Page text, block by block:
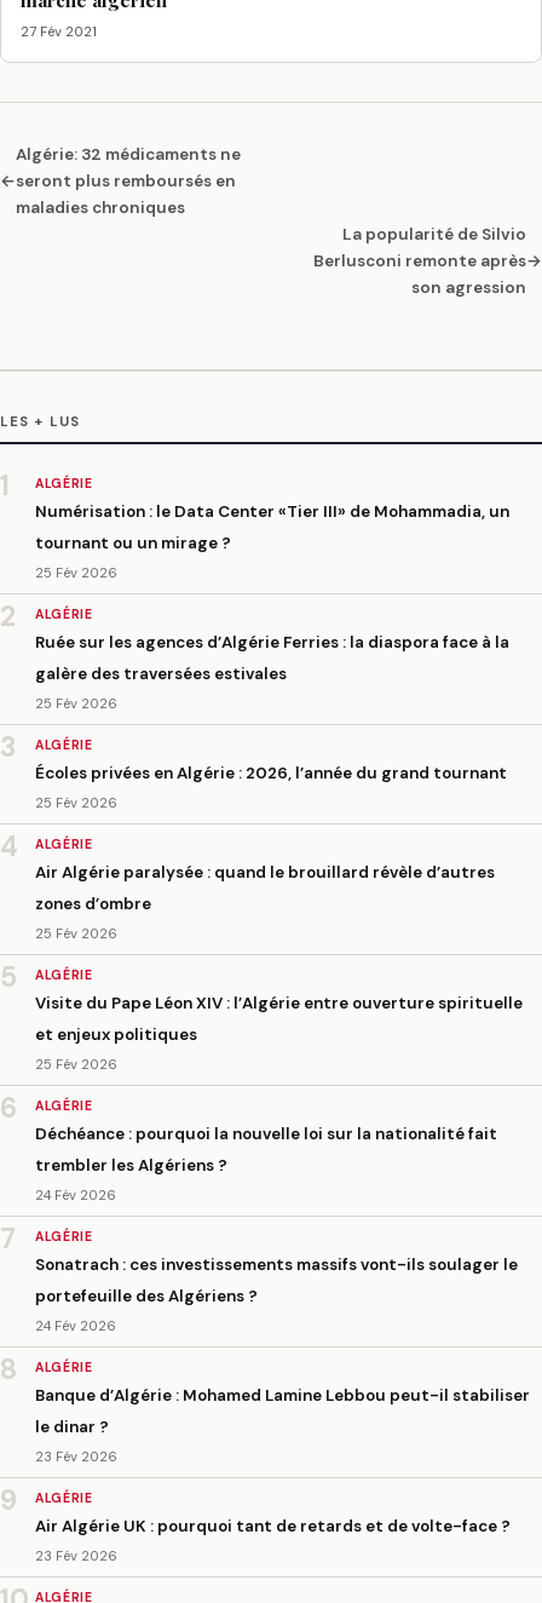
27 Fév 2021
←
Algérie: 32 médicaments ne
seront plus remboursés en
maladies chroniques
La popularité de Silvio
Berlusconi remonte après
son agression
→
LES + LUS
1 ALGÉRIE
Numérisation : le Data Center «Tier III» de Mohammadia, un
tournant ou un mirage ?
25 Fév 2026
2 ALGÉRIE
Ruée sur les agences d’Algérie Ferries : la diaspora face à la
galère des traversées estivales
25 Fév 2026
3 ALGÉRIE
Écoles privées en Algérie : 2026, l’année du grand tournant
25 Fév 2026
4 ALGÉRIE
Air Algérie paralysée : quand le brouillard révèle d’autres
zones d’ombre
25 Fév 2026
5 ALGÉRIE
Visite du Pape Léon XIV : l’Algérie entre ouverture spirituelle
et enjeux politiques
25 Fév 2026
6 ALGÉRIE
Déchéance : pourquoi la nouvelle loi sur la nationalité fait
trembler les Algériens ?
24 Fév 2026
7 ALGÉRIE
Sonatrach : ces investissements massifs vont-ils soulager le
portefeuille des Algériens ?
24 Fév 2026
8 ALGÉRIE
Banque d’Algérie : Mohamed Lamine Lebbou peut-il stabiliser
le dinar ?
23 Fév 2026
9 ALGÉRIE
Air Algérie UK : pourquoi tant de retards et de volte-face ?
23 Fév 2026
ALGÉRIE